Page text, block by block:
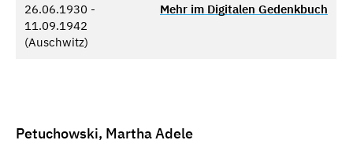
26.06.1930 -
11.09.1942
(Auschwitz)
Mehr im Digitalen Gedenkbuch
Petuchowski, Martha Adele